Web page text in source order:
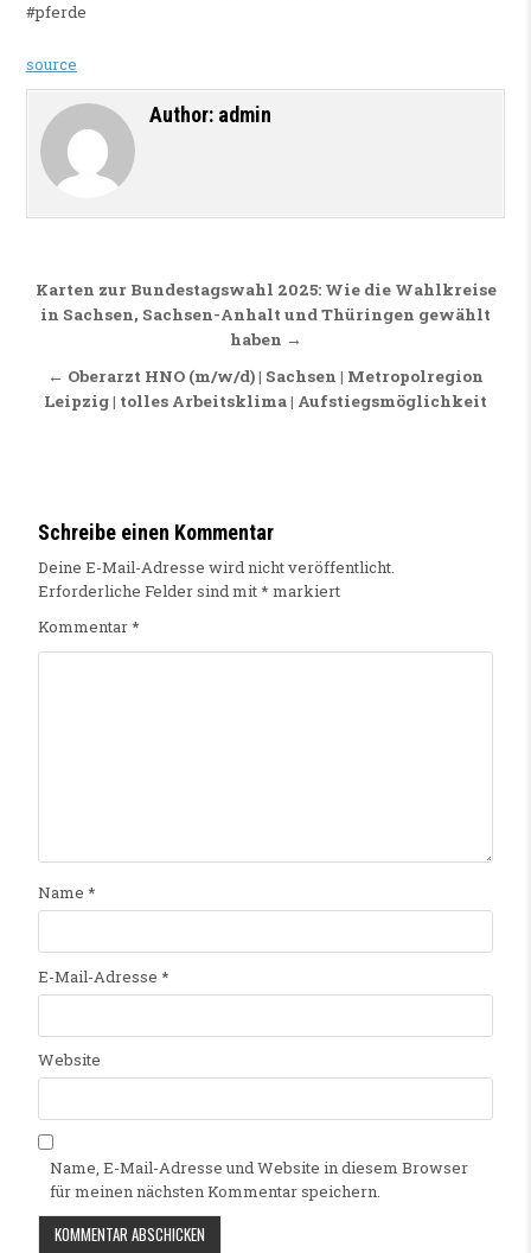
#pferde
source
Author: admin
Beitragsnavigation
Karten zur Bundestagswahl 2025: Wie die Wahlkreise
in Sachsen, Sachsen-Anhalt und Thüringen gewählt
haben →
← Oberarzt HNO (m/w/d) | Sachsen | Metropolregion
Leipzig | tolles Arbeitsklima | Aufstiegsmöglichkeit
Schreibe einen Kommentar
Deine E-Mail-Adresse wird nicht veröffentlicht.
Erforderliche Felder sind mit* markiert
Kommentar*
Name *
E-Mail-Adresse *
Website
Name, E-Mail-Adresse und Website in diesem Browser
für meinen nächsten Kommentar speichern.